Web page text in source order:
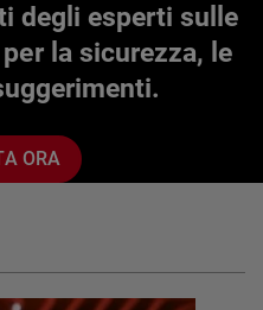
degli esperti sulle
la sicurezza, le
ORA